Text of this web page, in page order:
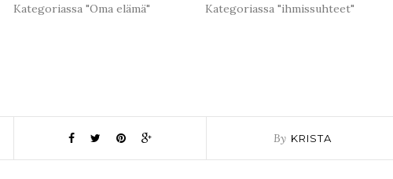
Kategoriassa "Oma elämä"
Kategoriassa "ihmissuhteet"
By KRISTA